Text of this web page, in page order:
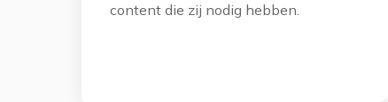
content die zij nodig hebben.